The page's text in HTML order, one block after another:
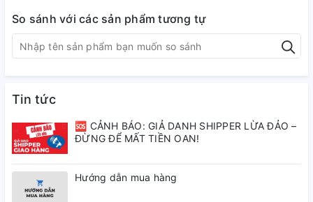
So sánh với các sản phẩm tương tự
Tin tức
🆘 CẢNH BÁO: GIẢ DANH SHIPPER LỪA ĐẢO –
ĐỪNG ĐỂ MẤT TIỀN OAN!
Hướng dẫn mua hàng